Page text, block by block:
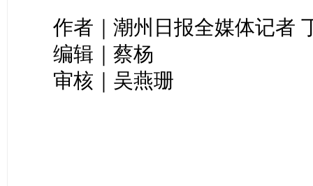
作者｜潮州日报全媒体记者
编辑｜蔡杨
审核｜吴燕珊